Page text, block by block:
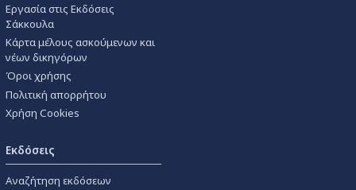
Εργασία στις Εκδόσεις
Σάκκουλα
Κάρτα μέλους ασκούμενων και
νέων δικηγόρων
Όροι χρήσης
Πολιτική απορρήτου
Χρήση Cookies
Εκδόσεις
Αναζήτηση εκδόσεων